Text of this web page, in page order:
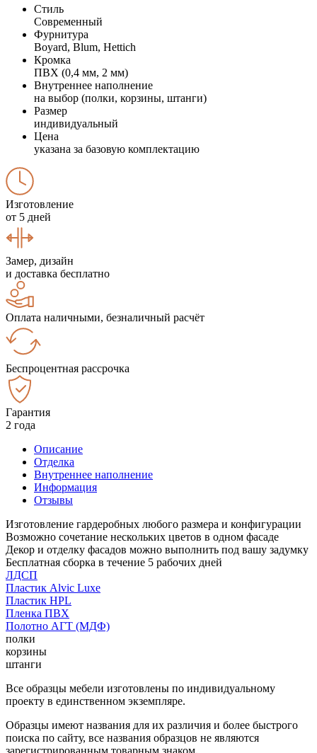
Стиль
Современный
Фурнитура
Boyard, Blum, Hettich
Кромка
ПВХ (0,4 мм, 2 мм)
Внутреннее наполнение
на выбор (полки, корзины, штанги)
Размер
индивидуальный
Цена
указана за базовую комплектацию
Изготовление
от 5 дней
Замер, дизайн
и доставка бесплатно
Оплата наличными, безналичный расчёт
Беспроцентная рассрочка
Гарантия
2 года
Описание
Отделка
Внутреннее наполнение
Информация
Отзывы
Изготовление гардеробных любого размера и конфигурации
Возможно сочетание нескольких цветов в одном фасаде
Декор и отделку фасадов можно выполнить под вашу задумку
Бесплатная сборка в течение 5 рабочих дней
ЛДСП
Пластик Alvic Luxe
Пластик HPL
Пленка ПВХ
Полотно АГТ (МДФ)
полки
корзины
штанги
Все образцы мебели изготовлены по индивидуальному
проекту в единственном экземпляре.
Образцы имеют названия для их различия и более быстрого
поиска по сайту, все названия образцов не являются
зарегистрированным товарным знаком.